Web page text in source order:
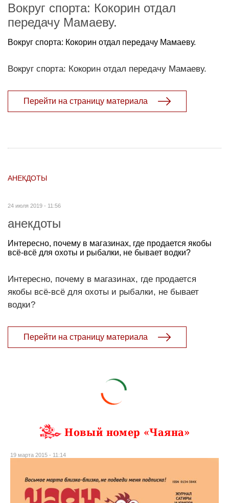
Вокруг спорта: Кокорин отдал
передачу Мамаеву.
Вокруг спорта: Кокорин отдал передачу Мамаеву.
Вокруг спорта: Кокорин отдал передачу Мамаеву.
Перейти на страницу материала
АНЕКДОТЫ
24 июля 2019 - 11:56
анекдоты
Интересно, почему в магазинах, где продается якобы
всё-всё для охоты и рыбалки, не бывает водки?
Интересно, почему в магазинах, где продается
якобы всё-всё для охоты и рыбалки, не бывает
водки?
Перейти на страницу материала
Новый номер «Чаяна»
19 марта 2015 - 11:14